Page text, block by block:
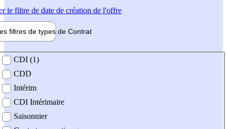
le filtre de date de création de l'offre
filtres de types de Contrat
contrat
CDI (1)
CDD
Intérim
CDI Intérimaire
Saisonnier